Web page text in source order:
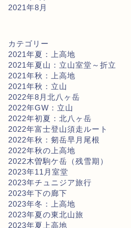
2021年8月
カテゴリー
2021年夏：上高地
2021年夏山：立山室堂～折立
2021年秋：上高地
2021年秋：立山
2022年8月北八ヶ岳
2022年GW：立山
2022年初夏：北八ヶ岳
2022年富士登山須走ルート
2022年秋：剱岳早月尾根
2022年秋の上高地
2022木曽駒ケ岳（残雪期）
2023年11月室堂
2023年チュニジア旅行
2023年下の廊下
2023年冬：上高地
2023年夏の東北山旅
2023年夏上高地